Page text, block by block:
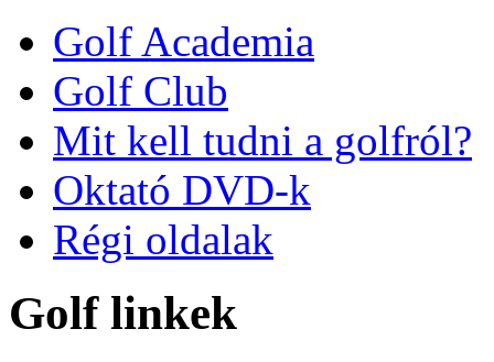
Golf Academia
Golf Club
Mit kell tudni a golfról?
Oktató DVD-k
Régi oldalak
Golf linkek